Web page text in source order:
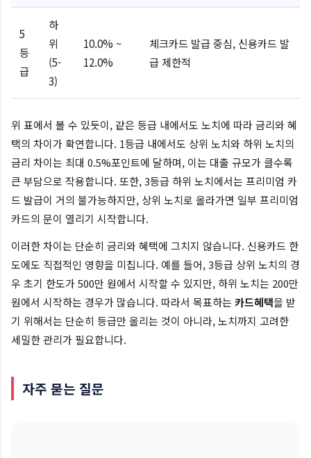
5
등
급
하
위
(5-
3)
10.0% ~
12.0%
체크카드 발급 중심, 신용카드 발
급 제한적
위 표에서 볼 수 있듯이, 같은 등급 내에서도 노치에 따라 금리와 혜
택의 차이가 확연합니다. 1등급 내에서도 상위 노치와 하위 노치의
금리 차이는 최대 0.5%포인트에 달하며, 이는 대출 규모가 클수록
큰 부담으로 작용합니다. 또한, 3등급 하위 노치에서는 프리미엄 카
드 발급이 거의 불가능하지만, 상위 노치로 올라가면 일부 프리미엄
카드의 문이 열리기 시작합니다.
이러한 차이는 단순히 금리와 혜택에 그치지 않습니다. 신용카드 한
도에도 직접적인 영향을 미칩니다. 예를 들어, 3등급 상위 노치의 경
우 초기 한도가 500만 원에서 시작할 수 있지만, 하위 노치는 200만
원에서 시작하는 경우가 많습니다. 따라서 목표하는 카드혜택을 받
기 위해서는 단순히 등급만 올리는 것이 아니라, 노치까지 고려한
세밀한 관리가 필요합니다.
자주 묻는 질문